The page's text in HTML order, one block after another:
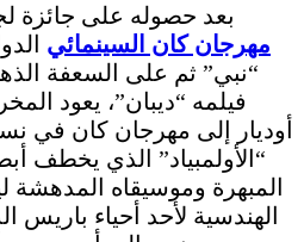
بعد حصوله على جائزة
مهرجان كان السينمائي
فيلمه “ديبان”، يعود
“الأولمبياد” الذي يخطف
المبهرة وموسيقاه المدهشة
الهندسية لأحد أحياء باريس